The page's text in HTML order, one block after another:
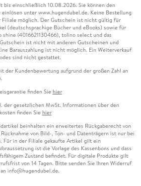
bis einschließlich 10.08.2026. Sie können den
unter www.hugendubel.de. Keine Bestellung
Filiale möglich. Der Gutschein ist nicht gültig für
(deutschsprachige Bücher und eBooks) sowie für
(4016621130466), tolino select und das
ist nicht mit anderen Gutscheinen und
Barauszahlung ist nicht möglich. Ein Weiterverkauf
sind nicht gestattet.
der Kundenbewertung aufgrund der großen Zahl an
finden Sie hier
der gesetzlichen MwSt. Informationen über den
finden Sie hier
beinhalten ein erweitertes Rückgaberecht von
von Bild-, Ton- und Datenträgern ist nur bei
Für in der Filiale gekaufte Artikel gilt ein
ist die Vorlage des Kassenbons und dass
Zustand befindet. Für digitale Produkte gilt
von 14 Tagen. Bitte senden Sie Ihren Widerruf
info@hugendubel.de.